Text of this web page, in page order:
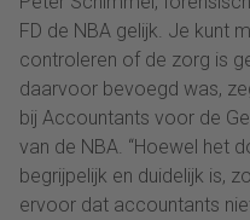
FD de NBA gelijk. Je kunt
controleren of de zorg is
daarvoor bevoegd was,
bij Accountants voor de
van de NBA. “Hoewel het
begrijpelijk en duidelijk is,
ervoor dat accountants